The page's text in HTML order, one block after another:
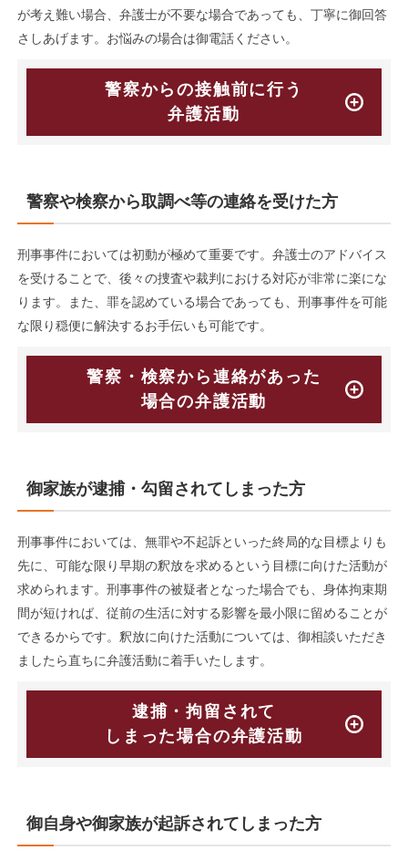
が考え難い場合、弁護士が不要な場合であっても、丁寧に御回答
さしあげます。お悩みの場合は御電話ください。
警察からの接触前に行う
弁護活動
警察や検察から取調べ等の連絡を受けた方
刑事事件においては初動が極めて重要です。弁護士のアドバイス
を受けることで、後々の捜査や裁判における対応が非常に楽にな
ります。また、罪を認めている場合であっても、刑事事件を可能
な限り穏便に解決するお手伝いも可能です。
警察・検察から連絡があった
場合の弁護活動
御家族が逮捕・勾留されてしまった方
刑事事件においては、無罪や不起訴といった終局的な目標よりも
先に、可能な限り早期の釈放を求めるという目標に向けた活動が
求められます。刑事事件の被疑者となった場合でも、身体拘束期
間が短ければ、従前の生活に対する影響を最小限に留めることが
できるからです。釈放に向けた活動については、御相談いただき
ましたら直ちに弁護活動に着手いたします。
逮捕・拘留されて
しまった場合の弁護活動
御自身や御家族が起訴されてしまった方